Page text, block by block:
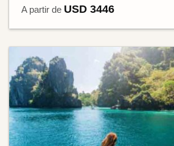
A partir de USD 3446